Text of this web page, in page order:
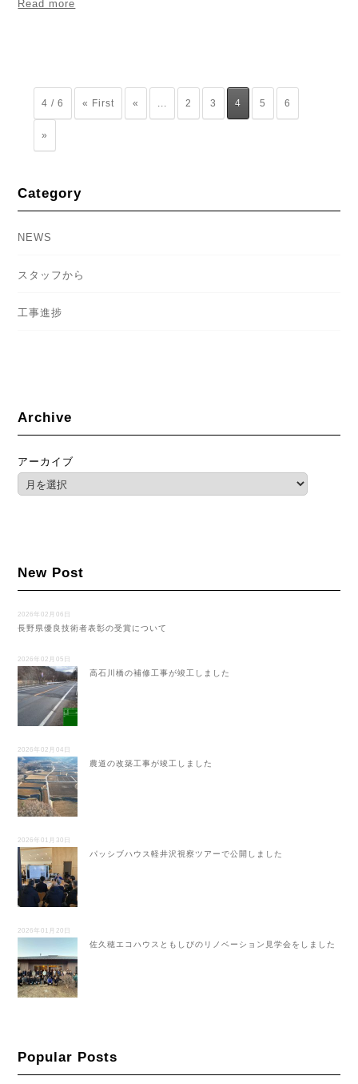
Read more
4 / 6 « First « ... 2 3 4 5 6
»
Category
NEWS
スタッフから
工事進捗
Archive
アーカイブ
New Post
2026年02月06日
長野県優良技術者表彰の受賞について
2026年02月05日
高石川橋の補修工事が竣工しました
2026年02月04日
農道の改築工事が竣工しました
2026年01月30日
パッシブハウス軽井沢視察ツアーで公開しました
2026年01月20日
佐久穂エコハウスともしびのリノベーション見学会をしました
Popular Posts